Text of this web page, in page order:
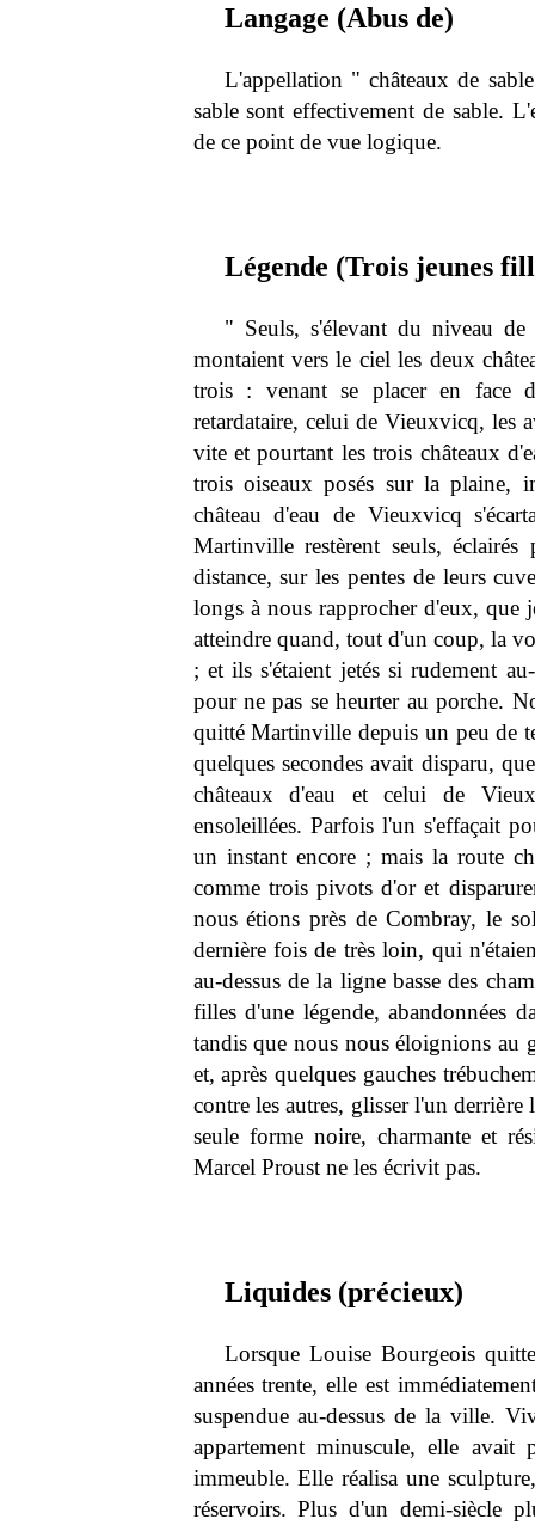
Langage (Abus de)
L'appellation " châteaux de
sable sont effectivement de sable.
de ce point de vue logique.
Légende (Trois jeunes
" Seuls, s'élevant du niveau de
montaient vers le ciel les deux
trois : venant se placer en face
retardataire, celui de Vieuxvicq, les
vite et pourtant les trois châteaux
trois oiseaux posés sur la plaine,
château d'eau de Vieuxvicq
Martinville restèrent seuls,
distance, sur les pentes de leurs
longs à nous rapprocher d'eux, que
atteindre quand, tout d'un coup, la
; et ils s'étaient jetés si rudement
pour ne pas se heurter au porche.
quitté Martinville depuis un peu de
quelques secondes avait disparu,
châteaux d'eau et celui de
ensoleillées. Parfois l'un s'effaçait
un instant encore ; mais la route
comme trois pivots d'or et
nous étions près de Combray, le
dernière fois de très loin, qui
au-dessus de la ligne basse des
filles d'une légende, abandonnées
tandis que nous nous éloignions au
et, après quelques gauches
contre les autres, glisser l'un
seule forme noire, charmante et
Marcel Proust ne les écrivit pas.
Liquides (précieux)
Lorsque Louise Bourgeois
années trente, elle est
suspendue au-dessus de la ville.
appartement minuscule, elle
immeuble. Elle réalisa une
réservoirs. Plus d'un demi-siècle